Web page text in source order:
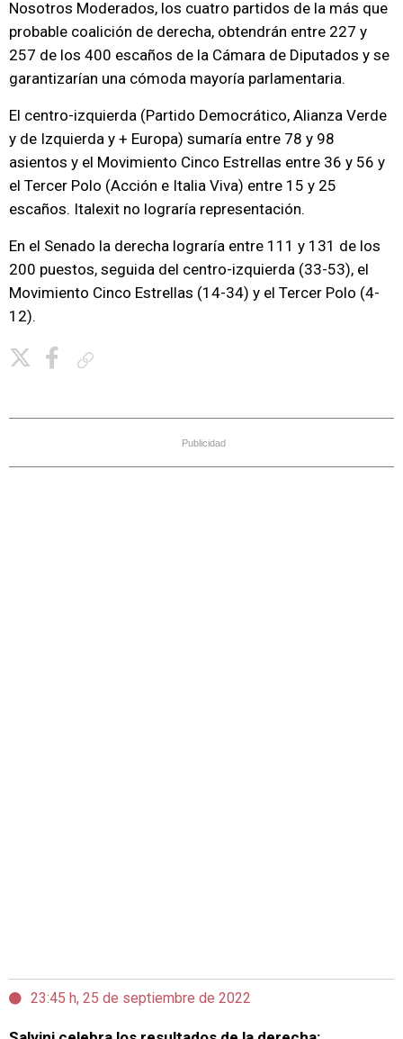
Nosotros Moderados, los cuatro partidos de la más que
probable coalición de derecha, obtendrán entre 227 y
257 de los 400 escaños de la Cámara de Diputados y se
garantizarían una cómoda mayoría parlamentaria.
El centro-izquierda (Partido Democrático, Alianza Verde
y de Izquierda y + Europa) sumaría entre 78 y 98
asientos y el Movimiento Cinco Estrellas entre 36 y 56 y
el Tercer Polo (Acción e Italia Viva) entre 15 y 25
escaños. Italexit no lograría representación.
En el Senado la derecha lograría entre 111 y 131 de los
200 puestos, seguida del centro-izquierda (33-53), el
Movimiento Cinco Estrellas (14-34) y el Tercer Polo (4-
12).
Publicidad
23:45 h, 25 de septiembre de 2022